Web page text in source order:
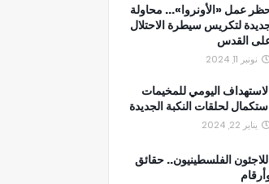
عمل «الأونروا»... محاولة
لتكريس سيطرة الاحتلال
القدس
نونبر 11, 2024
اليومي للمخيمات
لحلقات النكبة الجديدة
يناير 22, 2024
الفلسطينيون.. حقائق